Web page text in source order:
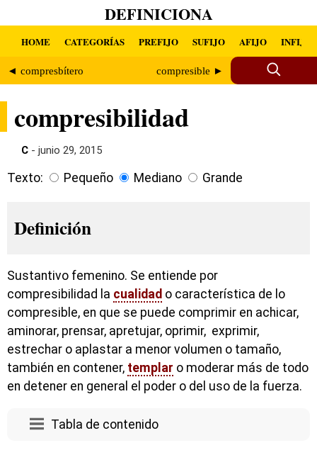
DEFINICIONA
HOME CATEGORÍAS PREFIJO SUFIJO AFIJO INFIJO
◄ compresbítero compresible ►
compresibilidad
C - junio 29, 2015
Texto: Pequeño Mediano Grande
Definición
Sustantivo femenino. Se entiende por
compresibilidad la cualidad o característica de lo
compresible, en que se puede comprimir en achicar,
aminorar, prensar, apretujar, oprimir, exprimir,
estrechar o aplastar a menor volumen o tamaño,
también en contener, templar o moderar más de todo
en detener en general el poder o del uso de la fuerza.
Tabla de contenido